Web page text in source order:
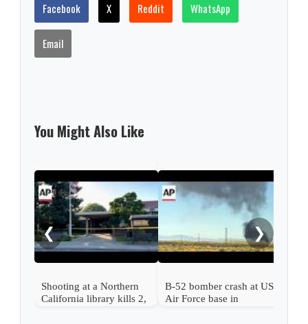
Facebook X Reddit WhatsApp
Email
You Might Also Like
❮
Shooting at a Northern
California library kills 2,
B-52 bomber crash at US
Air Force base in
❯